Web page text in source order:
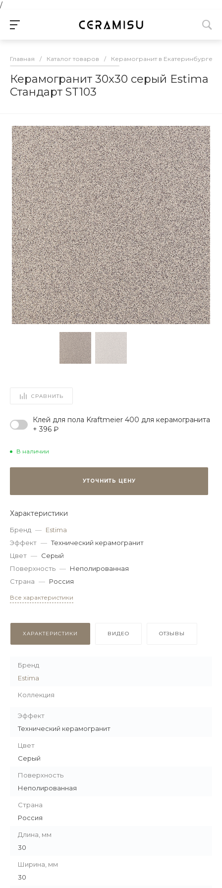
/
Главная / Каталог товаров / Керамогранит в Екатеринбурге
Керамогранит 30x30 серый Estima
Стандарт ST103
СРАВНИТЬ
Клей для пола Kraftmeier 400 для керамогранита
+ 396 ₽
В наличии
УТОЧНИТЬ ЦЕНУ
Характеристики
Бренд — Estima
Эффект — Технический керамогранит
Цвет — Серый
Поверхность — Неполированная
Страна — Россия
Все характеристики
ХАРАКТЕРИСТИКИ ВИДЕО ОТЗЫВЫ
Бренд
Estima
Коллекция
Эффект
Технический керамогранит
Цвет
Серый
Поверхность
Неполированная
Страна
Россия
Длина, мм
30
Ширина, мм
30